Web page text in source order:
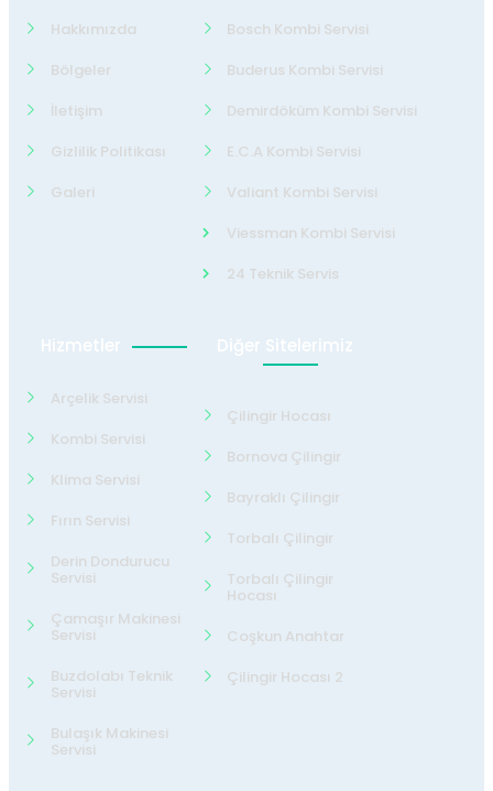
Hakkımızda
Bölgeler
İletişim
Gizlilik Politikası
Galeri
Bosch Kombi Servisi
Buderus Kombi Servisi
Demirdöküm Kombi Servisi
E.C.A Kombi Servisi
Valiant Kombi Servisi
Viessman Kombi Servisi
24 Teknik Servis
Hizmetler
Arçelik Servisi
Kombi Servisi
Klima Servisi
Fırın Servisi
Derin Dondurucu
Servisi
Çamaşır Makinesi
Servisi
Buzdolabı Teknik
Servisi
Bulaşık Makinesi
Servisi
Diğer Sitelerimiz
Çilingir Hocası
Bornova Çilingir
Bayraklı Çilingir
Torbalı Çilingir
Torbalı Çilingir
Hocası
Coşkun Anahtar
Çilingir Hocası 2